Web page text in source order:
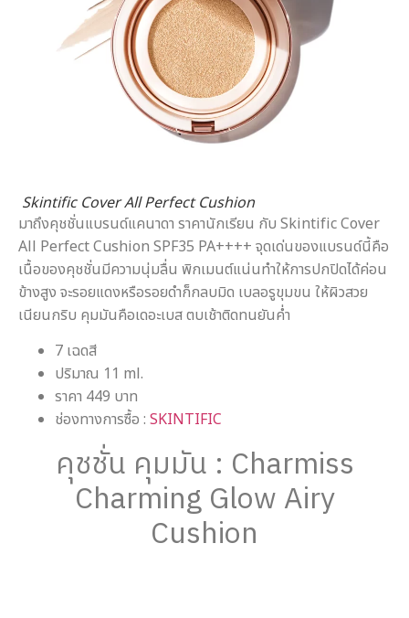
Skintific Cover All Perfect Cushion
มาถึงคุชชั่นแบรนด์แคนาดา ราคานักเรียน กับ Skintific Cover
All Perfect Cushion SPF35 PA++++ จุดเด่นของแบรนด์นี้คือ
เนื้อของคุชชั่นมีความนุ่มลื่น พิกเมนต์แน่นทำให้การปกปิดได้ค่อน
ข้างสูง จะรอยแดงหรือรอยดำก็กลบมิด เบลอรูขุมขน ให้ผิวสวย
เนียนกริบ คุมมันคือเดอะเบส ตบเช้าติดทนยันค่ำ
7 เฉดสี
ปริมาณ 11 ml.
ราคา 449 บาท
ช่องทางการซื้อ : SKINTIFIC
คุชชั่น คุมมัน : Charmiss
Charming Glow Airy
Cushion